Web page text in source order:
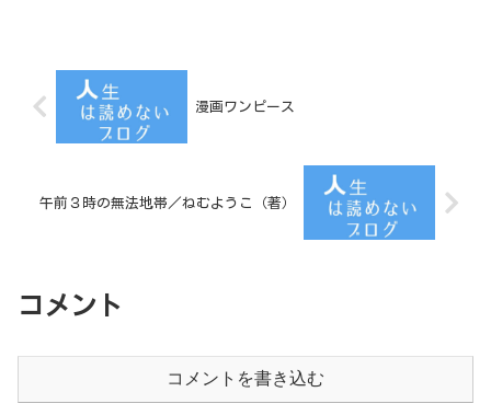
漫画ワンピース
午前３時の無法地帯／ねむようこ（著）
コメント
コメントを書き込む